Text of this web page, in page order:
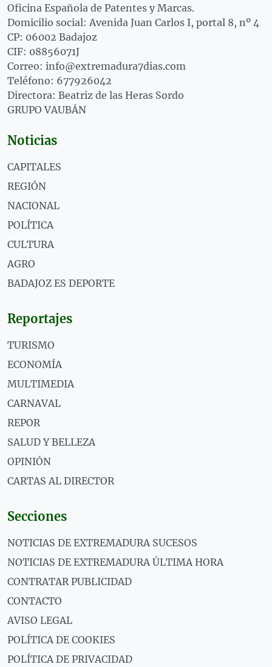
Oficina Española de Patentes y Marcas.
Domicilio social: Avenida Juan Carlos I, portal 8, nº 4
CP: 06002 Badajoz
CIF: 08856071J
Correo: info@extremadura7dias.com
Teléfono: 677926042
Directora: Beatriz de las Heras Sordo
GRUPO VAUBÁN
Noticias
CAPITALES
REGIÓN
NACIONAL
POLÍTICA
CULTURA
AGRO
BADAJOZ ES DEPORTE
Reportajes
TURISMO
ECONOMÍA
MULTIMEDIA
CARNAVAL
REPOR
SALUD Y BELLEZA
OPINIÓN
CARTAS AL DIRECTOR
Secciones
NOTICIAS DE EXTREMADURA SUCESOS
NOTICIAS DE EXTREMADURA ÚLTIMA HORA
CONTRATAR PUBLICIDAD
CONTACTO
AVISO LEGAL
POLÍTICA DE COOKIES
POLÍTICA DE PRIVACIDAD